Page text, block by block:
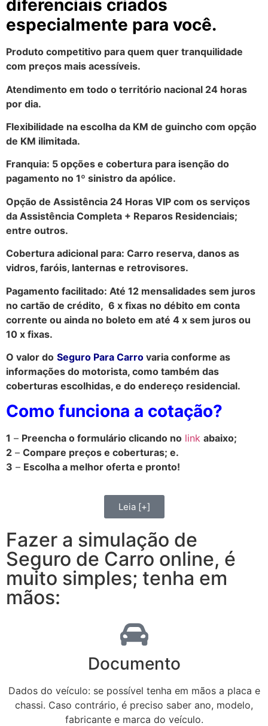
diferenciais criados
especialmente para você.
Produto competitivo para quem quer tranquilidade
com preços mais acessíveis.
Atendimento em todo o território nacional 24 horas
por dia.
Flexibilidade na escolha da KM de guincho com opção
de KM ilimitada.
Franquia: 5 opções e cobertura para isenção do
pagamento no 1º sinistro da apólice.
Opção de Assistência 24 Horas VIP com os serviços
da Assistência Completa + Reparos Residenciais;
entre outros.
Cobertura adicional para: Carro reserva, danos as
vidros, faróis, lanternas e retrovisores.
Pagamento facilitado: Até 12 mensalidades sem juros
no cartão de crédito, 6 x fixas no débito em conta
corrente ou ainda no boleto em até 4 x sem juros ou
10 x fixas.
O valor do Seguro Para Carro varia conforme as
informações do motorista, como também das
coberturas escolhidas, e do endereço residencial.
Como funciona a cotação?
1 – Preencha o formulário clicando no link abaixo;
2 – Compare preços e coberturas; e.
3 – Escolha a melhor oferta e pronto!
Leia [+]
Fazer a simulação de
Seguro de Carro online, é
muito simples; tenha em
mãos:
Documento
Dados do veículo: se possível tenha em mãos a placa e
chassi. Caso contrário, é preciso saber ano, modelo,
fabricante e marca do veículo.